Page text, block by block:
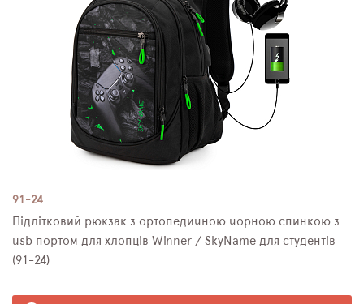
91-24
Підлітковий рюкзак з ортопедичною чорною спинкою з
usb портом для хлопців Winner / SkyName для студентів
(91-24)